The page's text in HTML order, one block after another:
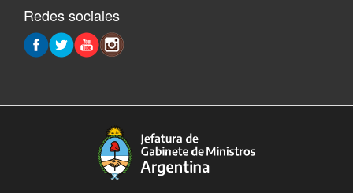
Redes sociales